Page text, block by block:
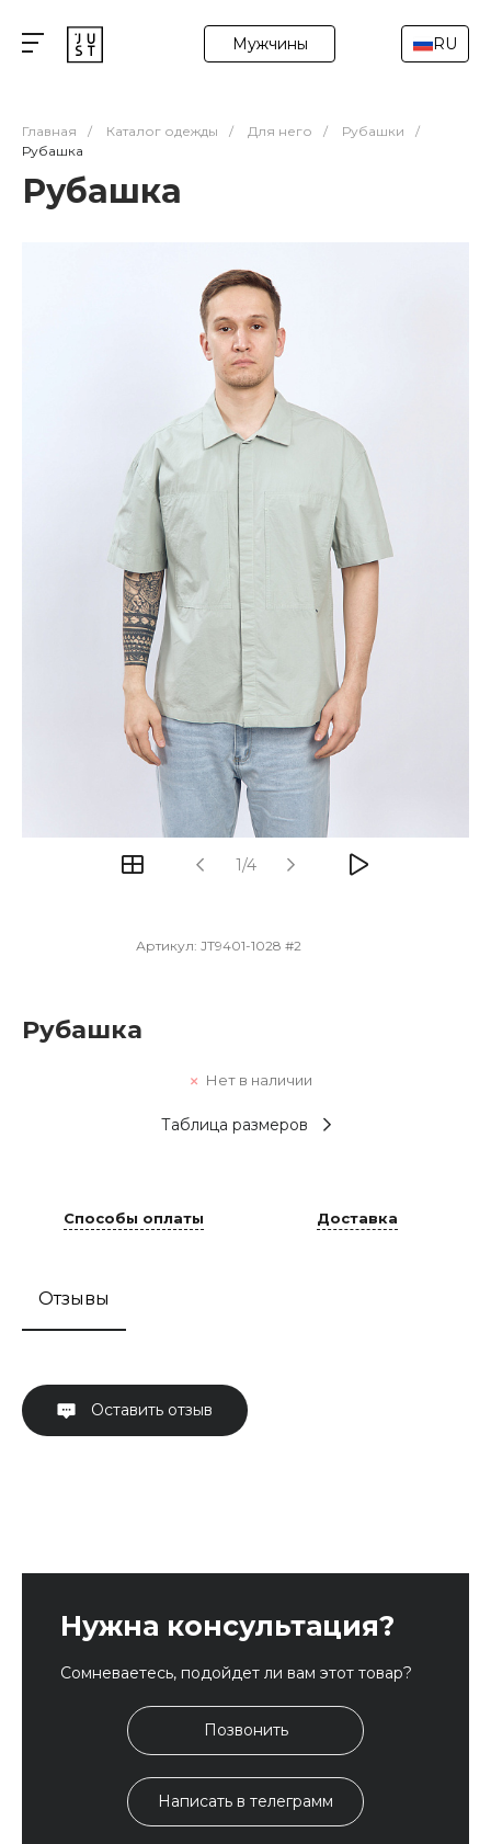
Мужчины RU
Главная / Каталог одежды / Для него / Рубашки
/
Рубашка
Рубашка
1/4
Артикул: JT9401-1028 #2
Рубашка
Нет в наличии
Таблица размеров
Способы оплаты Доставка
Отзывы
Оставить отзыв
Нужна консультация?
Сомневаетесь, подойдет ли вам этот товар?
Позвонить
Написать в телеграмм